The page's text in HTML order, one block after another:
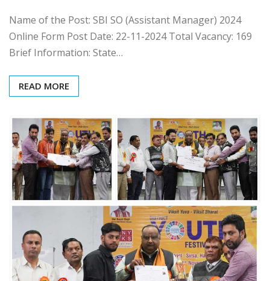
Name of the Post: SBI SO (Assistant Manager) 2024
Online Form Post Date: 22-11-2024 Total Vacancy: 169
Brief Information: State…
READ MORE